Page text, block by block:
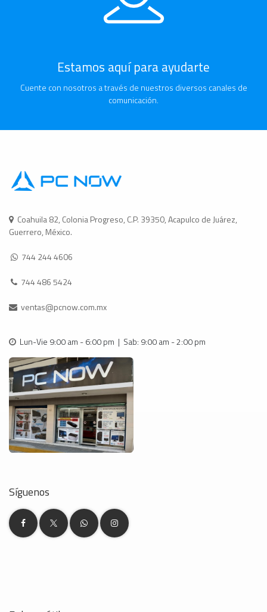
Estamos aquí para ayudarte
Cuente con nosotros a través de nuestros diversos canales de
comunicación.
Coahuila 82, Colonia Progreso, C.P. 39350, Acapulco de Juárez,
Guerrero, México.
744 244 4606
744 486 5424
ventas@pcnow.com.mx
Lun-Vie 9:00 am - 6:00 pm | Sab: 9:00 am - 2:00 pm
Síguenos